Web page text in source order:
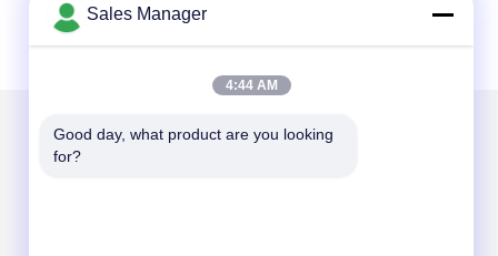
Mail ons
Sales Manager
4:44 AM
Good day, what product are you looking
for?